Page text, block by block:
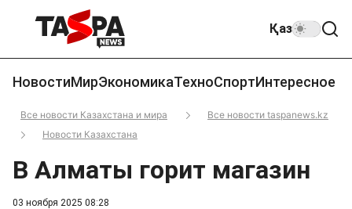
Қаз
НовостиМирЭкономикаТехноСпортИнтересное
Все новости Казахстана и мира
Все новости taspanews.kz
Новости Казахстана
03 ноября 2025 08:28
В Алматы горит магазин